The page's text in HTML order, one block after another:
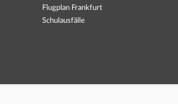
Flugplan Frankfurt
Schulausfälle